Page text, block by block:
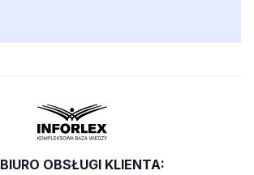
BIURO OBSŁUGI KLIENTA: